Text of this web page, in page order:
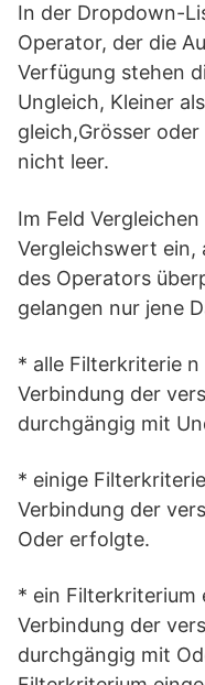
In der Dropdown-
Operator, der die
Verfügung stehen
Ungleich, Kleiner
gleich,Grösser
nicht leer.
Im Feld
Vergleichswert ein,
des Operators
gelangen nur jene
* alle Filterkriterie
Verbindung der
durchgängig mit
* einige
Verbindung der
Oder erfolgte.
* ein
Verbindung der
durchgängig mit